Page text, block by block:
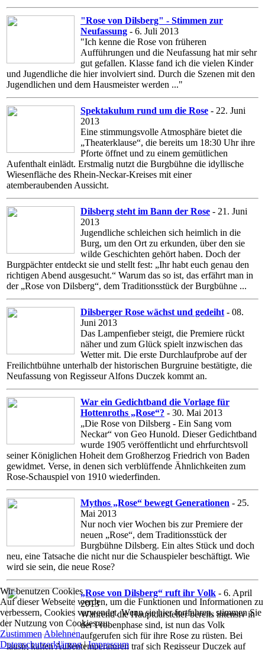
"Rose von Dilsberg" - Stimmen zur
Neufassung - 6. Juli 2013
"Ich kenne die Rose von früheren
Aufführungen und die Neufassung hat mir sehr
gut gefallen. Klasse fand ich die vielen Kinder
und Jugendliche die hier involviert sind. Durch die Szenen mit den
Jugendlichen und dem Hausmeister werden ..."
Spektakulum rund um die Rose - 22. Juni
2013
Eine stimmungsvolle Atmosphäre bietet die
„Theaterklause“, die bereits um 18:30 Uhr ihre
Pforte öffnet und zu einem gemütlichen
Aufenthalt einlädt. Erstmalig nutzt die Burgbühne die idyllische
Wiesenfläche des Rhein-Neckar-Kreises mit einer
atemberaubenden Aussicht.
Dilsberg steht im Bann der Rose - 21. Juni
2013
Jugendliche schleichen sich heimlich in die
Burg, um den Ort zu erkunden, über den sie
wilde Geschichten gehört haben. Doch der
Burgpächter entdeckt sie und stellt fest: „Ihr habt euch genau den
richtigen Abend ausgesucht.“ Warum das so ist, das erfährt man in
der „Rose von Dilsberg“, dem Traditionsstück der Burgbühne ...
Dilsberger Rose wächst und gedeiht - 08.
Juni 2013
Das Lampenfieber steigt, die Premiere rückt
näher und zum Glück spielt inzwischen das
Wetter mit. Die erste Durchlaufprobe auf der
Freilichtbühne unterhalb der historischen Burgruine bestätigte, die
Neufassung von Regisseur Alfons Duczek kommt an.
War ein Gedichtband die Vorlage für
Hottenroths „Rose“? - 30. Mai 2013
„Die Rose von Dilsberg - Ein Sang vom
Neckar“ von Geo Hunold. Dieser Gedichtband
wurde 1905 veröffentlicht und ehrfurchtsvoll
seiner Königlichen Hoheit dem Großherzog Friedrich von Baden
gewidmet. Verse, in denen sich verblüffende Ähnlichkeiten zum
Rose-Schauspiel von 1910 wiederfinden.
Mythos „Rose“ bewegt Generationen - 25.
Mai 2013
Nur noch vier Wochen bis zur Premiere der
neuen „Rose“, dem Traditionsstück der
Burgbühne Dilsberg. Ein altes Stück und doch
neu, eine Tatsache die nicht nur die Schauspieler beschäftigt. Wie
wird sie sein, die neue Rose?
„Rose von Dilsberg“ ruft ihr Volk - 6. April
2013
Während die Hauptdarsteller bereits intensiv in
der Probenphase sind, ist nun das Volk
aufgerufen sich für ihre Rose zu rüsten. Bei
lausig kalten Außentemperaturen traf sich Regisseur Duczek auf
Wir benutzen Cookies
Auf dieser Webseite werden, um die Funktionen und Informationen zu
verbessern, Cookies verwendet. Wenn sie hier fortfahren, stimmen Sie
der Nutzung von Cookies zu.
ZustimmenAblehnen
Datenschutzerklärung|Impressum